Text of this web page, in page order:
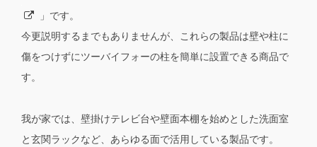
」です。
今更説明するまでもありませんが、これらの製品は壁や柱に
傷をつけずにツーバイフォーの柱を簡単に設置できる商品で
す。
我が家では、壁掛けテレビ台や壁面本棚を始めとした洗面室
と玄関ラックなど、あらゆる面で活用している製品です。